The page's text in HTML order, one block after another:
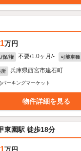
万円
/保/権 不要/1.0ヶ月/- 可能車種
所 兵庫県西宮市建石町
パーキングマーケット
物件詳細を見る
東園駅 徒歩18分